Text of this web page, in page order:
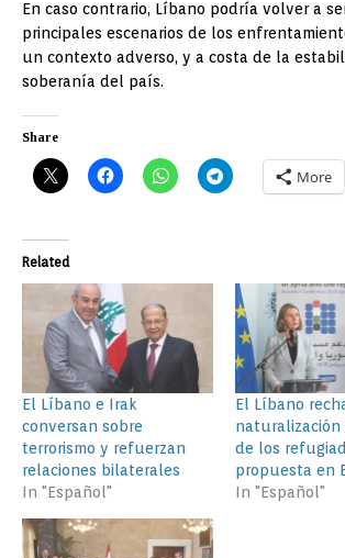
En caso contrario, Líbano podría volver a
principales escenarios de los
un contexto adverso, y a costa de la
soberanía del país.
Share
More
Related
El Líbano e Irak
conversan sobre
terrorismo y refuerzan
relaciones bilaterales
In "Español"
El Líbano
de los
propuesta en
In "Español"